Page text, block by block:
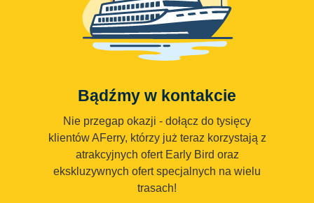
Bądźmy w kontakcie
Nie przegap okazji - dołącz do tysięcy
klientów AFerry, którzy już teraz korzystają z
atrakcyjnych ofert Early Bird oraz
ekskluzywnych ofert specjalnych na wielu
trasach!